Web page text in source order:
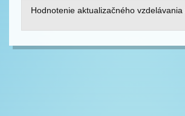
Hodnotenie aktualizačného vzdelávania